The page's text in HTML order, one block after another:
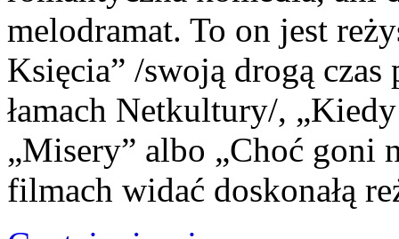
melodramat. To on jest
Księcia” /swoją drogą
łamach Netkultury/,
„Misery” albo „Choć goni
filmach widać doskonałą